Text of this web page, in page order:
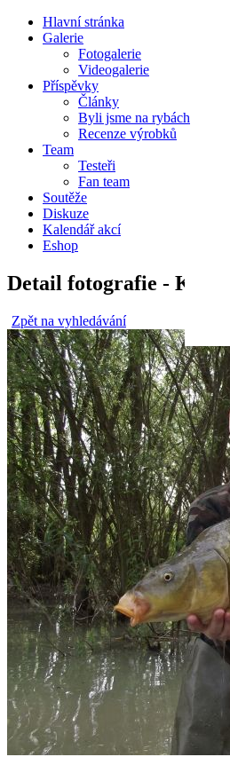
Hlavní stránka
Galerie
Fotogalerie
Videogalerie
Příspěvky
Články
Byli jsme na rybách
Recenze výrobků
Team
Testeři
Fan team
Soutěže
Diskuze
Kalendář akcí
Eshop
Detail fotografie -
Zpět na vyhledávání